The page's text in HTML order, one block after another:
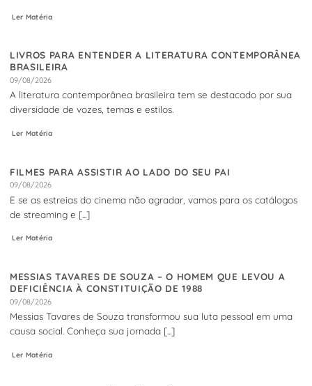
Ler Matéria
LIVROS PARA ENTENDER A LITERATURA CONTEMPORÂNEA
BRASILEIRA
09/08/2026
A literatura contemporânea brasileira tem se destacado por sua
diversidade de vozes, temas e estilos.
Ler Matéria
FILMES PARA ASSISTIR AO LADO DO SEU PAI
09/08/2026
E se as estreias do cinema não agradar, vamos para os catálogos
de streaming e [...]
Ler Matéria
MESSIAS TAVARES DE SOUZA – O HOMEM QUE LEVOU A
DEFICIÊNCIA À CONSTITUIÇÃO DE 1988
09/08/2026
Messias Tavares de Souza transformou sua luta pessoal em uma
causa social. Conheça sua jornada [...]
Ler Matéria